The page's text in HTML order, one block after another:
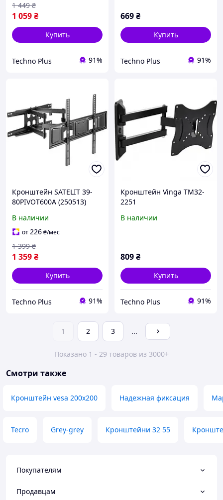
1 059₴
1 449 ₴
Купить
Techno Plus 91%
669₴
Купить
Techno Plus 91%
Кронштейн SATELIT 39-
80PIVOT600A (250513)
В наличии
от226₴/мес
1 359₴
1 399 ₴
Купить
Techno Plus 91%
Кронштейн Vinga TM32-
2251
В наличии
809₴
Купить
Techno Plus 91%
1 2 3 ...
Показано 1 - 29 товаров из 3000+
Смотри также
Кронштейн vesa 200x200 Надежная фиксация
Tecro Grey-grey Кронштейни 32 55
Покупателям
Продавцам